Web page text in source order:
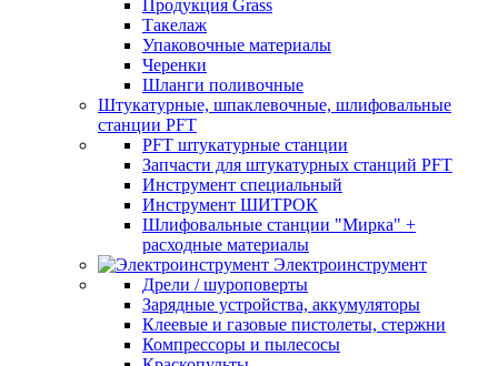
Продукция Grass
Такелаж
Упаковочные материалы
Черенки
Шланги поливочные
Штукатурные, шпаклевочные, шлифовальные
станции PFT
PFT штукатурные станции
Запчасти для штукатурных станций PFT
Инструмент специальный
Инструмент ШИТРОК
Шлифовальные станции "Мирка" +
расходные материалы
Электроинструмент
Дрели / шуроповерты
Зарядные устройства, аккумуляторы
Клеевые и газовые пистолеты, стержни
Компрессоры и пылесосы